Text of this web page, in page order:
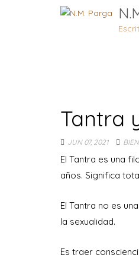
Tantra
JUN 07, 2021
El Tantra es una
años. Significa
El Tantra no es
la sexualidad.
Es traer